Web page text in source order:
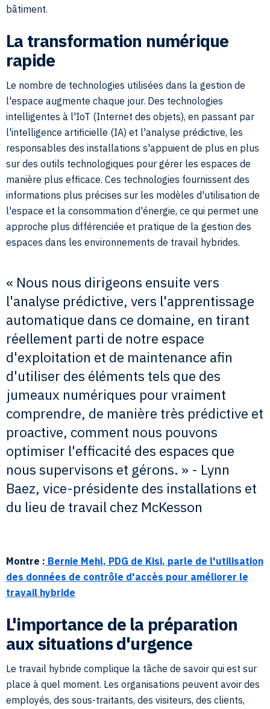
bâtiment.
La transformation numérique
rapide
Le nombre de technologies utilisées dans la gestion de
l'espace augmente chaque jour. Des technologies
intelligentes à l'IoT (Internet des objets), en passant par
l'intelligence artificielle (IA) et l'analyse prédictive, les
responsables des installations s'appuient de plus en plus
sur des outils technologiques pour gérer les espaces de
manière plus efficace. Ces technologies fournissent des
informations plus précises sur les modèles d'utilisation de
l'espace et la consommation d'énergie, ce qui permet une
approche plus différenciée et pratique de la gestion des
espaces dans les environnements de travail hybrides.
« Nous nous dirigeons ensuite vers
l'analyse prédictive, vers l'apprentissage
automatique dans ce domaine, en tirant
réellement parti de notre espace
d'exploitation et de maintenance afin
d'utiliser des éléments tels que des
jumeaux numériques pour vraiment
comprendre, de manière très prédictive et
proactive, comment nous pouvons
optimiser l'efficacité des espaces que
nous supervisons et gérons. » - Lynn
Baez, vice-présidente des installations et
du lieu de travail chez McKesson
Montre : Bernie Mehl, PDG de Kisi, parle de l'utilisation
des données de contrôle d'accès pour améliorer le
travail hybride
L'importance de la préparation
aux situations d'urgence
Le travail hybride complique la tâche de savoir qui est sur
place à quel moment. Les organisations peuvent avoir des
employés, des sous-traitants, des visiteurs, des clients,